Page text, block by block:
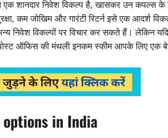
शानदार निवेश विकल्प है, खासकर उन कपल्स के
कम जोखिम और गारंटी रिटर्न इसे एक आदर्श
निवेश विकल्पों पर विचार कर सकते हैं। लेकिन
ऑफिस की मंथली इनकम स्कीम आपके लिए एक
in India